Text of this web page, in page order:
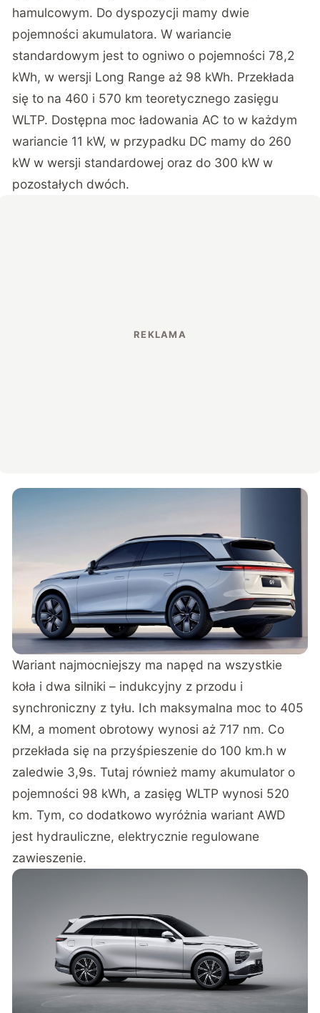
hamulcowym. Do dyspozycji mamy dwie
pojemności akumulatora. W wariancie
standardowym jest to ogniwo o pojemności 78,2
kWh, w wersji Long Range aż 98 kWh. Przekłada
się to na 460 i 570 km teoretycznego zasięgu
WLTP. Dostępna moc ładowania AC to w każdym
wariancie 11 kW, w przypadku DC mamy do 260
kW w wersji standardowej oraz do 300 kW w
pozostałych dwóch.
Wariant najmocniejszy ma napęd na wszystkie
koła i dwa silniki – indukcyjny z przodu i
synchroniczny z tyłu. Ich maksymalna moc to 405
KM, a moment obrotowy wynosi aż 717 nm. Co
przekłada się na przyśpieszenie do 100 km.h w
zaledwie 3,9s. Tutaj również mamy akumulator o
pojemności 98 kWh, a zasięg WLTP wynosi 520
km. Tym, co dodatkowo wyróżnia wariant AWD
jest hydrauliczne, elektrycznie regulowane
zawieszenie.